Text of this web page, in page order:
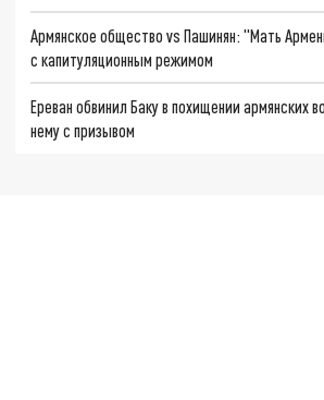
Армянское общество vs Пашинян: "Мать
с капитуляционным режимом
Ереван обвинил Баку в похищении армянских
нему с призывом